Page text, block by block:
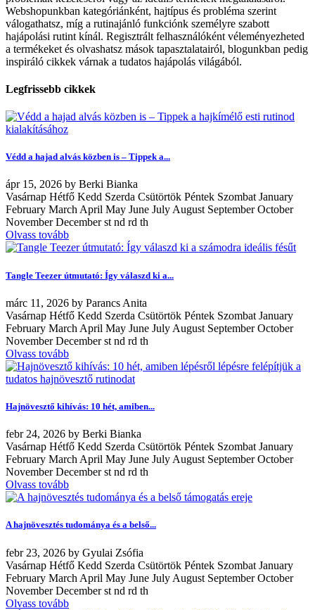
Webshopunkban kategóriánként, hajtípus és probléma szerint
válogathatsz, míg a rutinajánló funkciónk személyre szabott
hajápolási rutint kínál. Regisztrált felhasználóként véleményezheted
a termékeket és olvashatsz mások tapasztalatairól, blogunkban pedig
inspiráló cikkek várnak a tudatos hajápolás világából.
Legfrissebb cikkek
Védd a hajad alvás közben is – Tippek a...
ápr 15, 2026 by Berki Bianka
Vasárnap Hétfő Kedd Szerda Csütörtök Péntek Szombat January
February March April May June July August September October
November December st nd rd th
Olvass tovább
Tangle Teezer útmutató: Így válaszd ki a...
márc 11, 2026 by Parancs Anita
Vasárnap Hétfő Kedd Szerda Csütörtök Péntek Szombat January
February March April May June July August September October
November December st nd rd th
Olvass tovább
Hajnövesztő kihívás: 10 hét, amiben...
febr 24, 2026 by Berki Bianka
Vasárnap Hétfő Kedd Szerda Csütörtök Péntek Szombat January
February March April May June July August September October
November December st nd rd th
Olvass tovább
A hajnövesztés tudománya és a belső...
febr 23, 2026 by Gyulai Zsófia
Vasárnap Hétfő Kedd Szerda Csütörtök Péntek Szombat January
February March April May June July August September October
November December st nd rd th
Olvass tovább